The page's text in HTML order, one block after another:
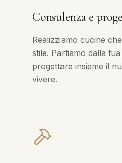
Consulenza e
Realizziamo cucine
stile. Partiamo dalla
progettare insieme il
vivere.